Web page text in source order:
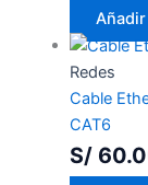
Redes
Cable
CAT6
S/